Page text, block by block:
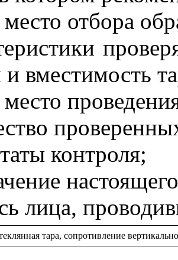
место отбора
и вместимость
место
контроля;
настоящего
лица,
тара,сопротивление